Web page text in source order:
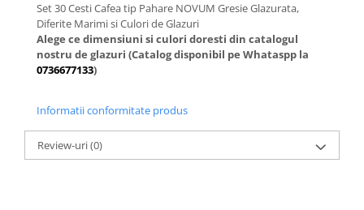
Set 30 Cesti Cafea tip Pahare NOVUM Gresie Glazurata,
Diferite Marimi si Culori de Glazuri
Alege ce dimensiuni si culori doresti din catalogul
nostru de glazuri (Catalog disponibil pe Whataspp la
0736677133)
Informatii conformitate produs
Review-uri(0)